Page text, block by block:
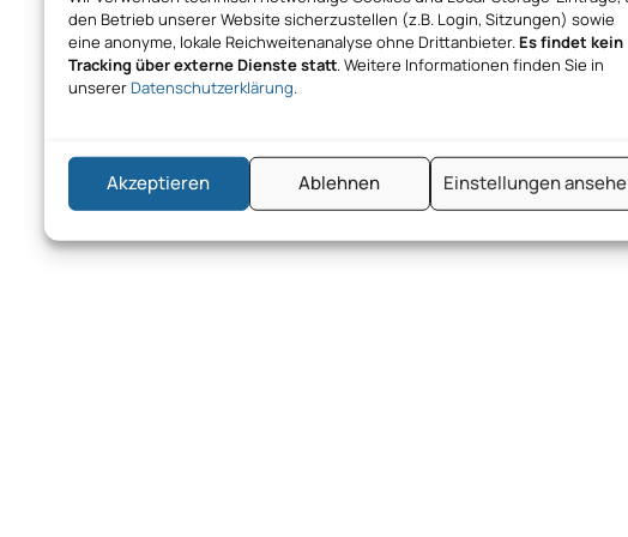
den Betrieb unserer Website sicherzustellen (z.B. Login, Sitzungen) sowie
eine anonyme, lokale Reichweitenanalyse ohne Drittanbieter. Es findet kein
Tracking über externe Dienste statt. Weitere Informationen finden Sie in
unserer Datenschutzerklärung.
Akzeptieren Ablehnen Einstellungen